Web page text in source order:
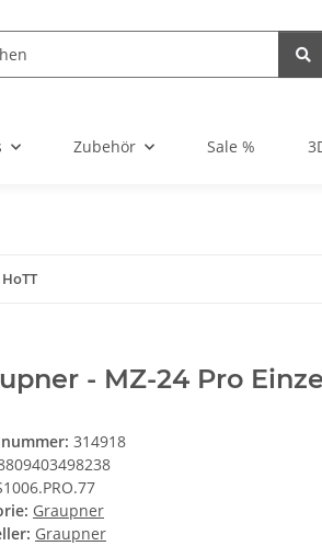
Zubehör Sale %
- MZ-24 Pro
314918
Graupner
Graupner